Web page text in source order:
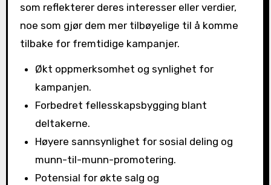
som reflekterer deres interesser eller verdier,
noe som gjør dem mer tilbøyelige til å komme
tilbake for fremtidige kampanjer.
Økt oppmerksomhet og synlighet for
kampanjen.
Forbedret fellesskapsbygging blant
deltakerne.
Høyere sannsynlighet for sosial deling og
munn-til-munn-promotering.
Potensial for økte salg og